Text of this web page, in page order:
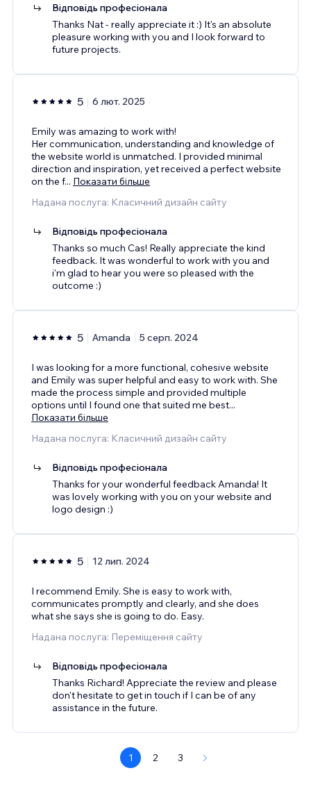
Відповідь професіонала
Thanks Nat - really appreciate it :) It's an absolute
pleasure working with you and I look forward to
future projects.
5 6 лют. 2025
Emily was amazing to work with!
Her communication, understanding and knowledge of
the website world is unmatched. I provided minimal
direction and inspiration, yet received a perfect website
on the f... Показати більше
Надана послуга: Класичний дизайн сайту
Відповідь професіонала
Thanks so much Cas! Really appreciate the kind
feedback. It was wonderful to work with you and
i'm glad to hear you were so pleased with the
outcome :)
5 Amanda 5 серп. 2024
I was looking for a more functional, cohesive website
and Emily was super helpful and easy to work with. She
made the process simple and provided multiple
options until I found one that suited me best...
Показати більше
Надана послуга: Класичний дизайн сайту
Відповідь професіонала
Thanks for your wonderful feedback Amanda! It
was lovely working with you on your website and
logo design :)
5 12 лип. 2024
I recommend Emily. She is easy to work with,
communicates promptly and clearly, and she does
what she says she is going to do. Easy.
Надана послуга: Переміщення сайту
Відповідь професіонала
Thanks Richard! Appreciate the review and please
don't hesitate to get in touch if I can be of any
assistance in the future.
1 2 3